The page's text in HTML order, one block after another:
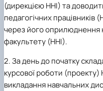
(дирекцією ННІ) та
педагогічних працівників
через його оприлюднення
факультету (ННІ).
2. За день до початку
курсової роботи (проекту)
викладання навчальних